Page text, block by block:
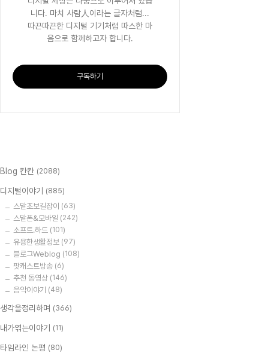
니다. 마치 사람人이라는 글자처럼...
따끈따끈한 디지털 기기처럼 따스한 마
음으로 함께하고자 합니다.
구독하기
Blog 칸칸 (2088)
디지털이야기 (885)
스맡초보길잡이 (63)
스맡폰&모바일 (242)
소프트.하드 (101)
유용한생활정보 (97)
블로그Weblog (108)
팟캐스트방송 (6)
추천 동영상 (146)
음악이야기 (48)
생각을정리하며 (366)
내가엮는이야기 (11)
타임라인 논평 (80)